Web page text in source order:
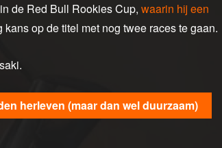
de Red Bull Rookies Cup, waarin hij een
op de titel met nog twee races te gaan.
herleven (maar dan wel duurzaam)